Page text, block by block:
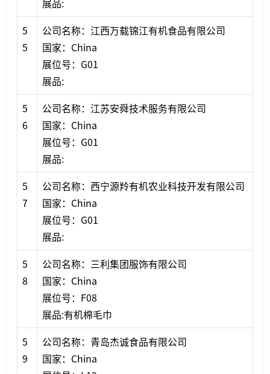
展品:
5
5
公司名称：江西万载锦江有机食品有限公司
国家：China
展位号：G01
展品:
5
6
公司名称：江苏安舜技术服务有限公司
国家：China
展位号：G01
展品:
5
7
公司名称：西宁源羚有机农业科技开发有限公司
国家：China
展位号：G01
展品:
5
8
公司名称：三利集团服饰有限公司
国家：China
展位号：F08
展品:有机棉毛巾
5
9
公司名称：青岛杰诚食品有限公司
国家：China